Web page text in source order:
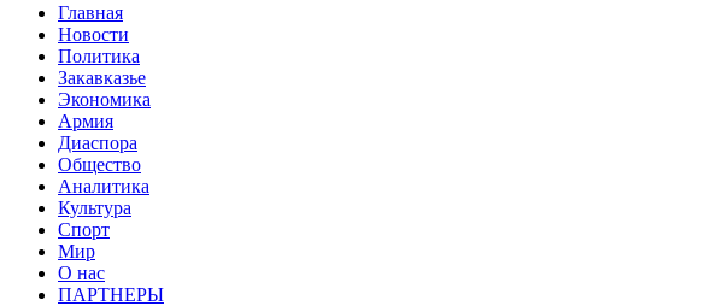
Главная
Новости
Политика
Закавказье
Экономика
Армия
Диаспора
Общество
Аналитика
Культура
Спорт
Мир
О нас
ПАРТНЕРЫ